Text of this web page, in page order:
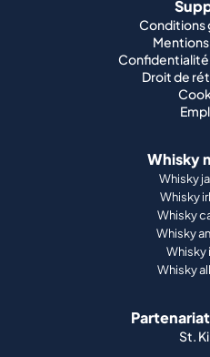
Conditions
Droit de
Whisky
Whisky
Whisky
Whisky
Whisky
Whisky
Whisky
St.